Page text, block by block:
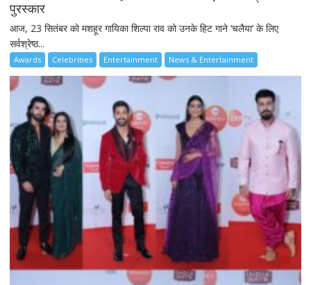
पुरस्कार
आज, 23 सितंबर को मशहूर गायिका शिल्पा राव को उनके हिट गाने ‘चलैया’ के लिए
सर्वश्रेष्ठ...
Awards Celebrities Entertainment News & Entertainment